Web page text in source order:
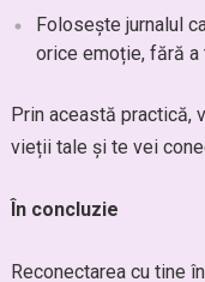
Folosește jurnalul
orice emoție, fără a
Prin această practică,
vieții tale și te vei
În concluzie
Reconectarea cu tine